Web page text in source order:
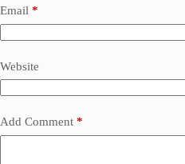
Email *
Website
Add Comment *